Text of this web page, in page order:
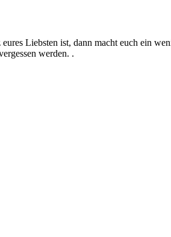
Liebsten ist, dann macht euch ein
werden. .